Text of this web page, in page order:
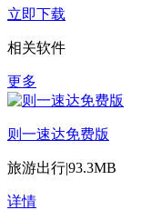
立即下载
相关软件
更多
则一速达免费版
旅游出行|93.3MB
详情